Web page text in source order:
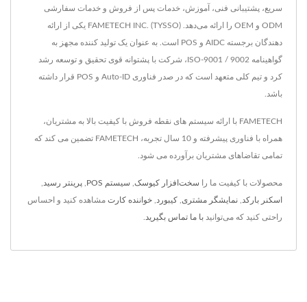
سریع، پشتیبانی فنی، آموزش، خدمات پس از فروش و خدمات سفارشی
ODM و OEM را ارائه می‌دهد. FAMETECH INC. (TYSSO) یکی از ارائه
دهندگان برجسته AIDC و POS است. به عنوان یک تولید کننده مجهز به
گواهینامه ISO-9001 / 9002، شرکت با پشتوانه قوی تحقیق و توسعه رشد
کرد و تیم کلی متعهد است که در صدر فناوری Auto-ID و POS قرار داشته
باشد.
FAMETECH با ارائه سیستم های نقطه فروش با کیفیت بالا به مشتریان،
همراه با فناوری پیشرفته و 10 سال تجربه، FAMETECH تضمین می کند که
تمامی تقاضاهای مشتریان برآورده می شود.
محصولات با کیفیت ما را سخت‌افزار کیوسک سیستم POS پرینتر رسید
اسکنر بارکد نمایشگر مشتری کیبورد خواننده کارت مشاهده کنید و احساس
راحتی کنید که می‌توانید با ما تماس بگیرید